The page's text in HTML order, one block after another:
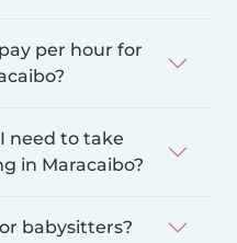
per hour for
need to take
in Maracaibo?
babysitters?